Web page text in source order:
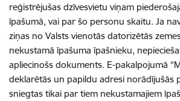
reģistrējušas dzīvesvietu viņam
īpašumā, vai par šo personu skaitu. Ja
ziņas no Valsts vienotās datorizētās
nekustamā īpašuma īpašnieku,
apliecinošs dokuments. E-pakalpojumā
deklarētās un papildu adresi norādījušās
sniegtas tikai par tiem nekustamajiem